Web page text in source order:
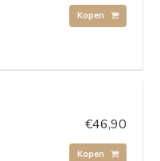
Kopen
€46,90
Kopen